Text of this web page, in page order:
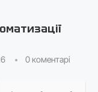
0 коментарі